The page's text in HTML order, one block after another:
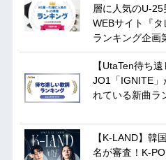
層に人気のU-25
WEBサイト『タ
ランキング企画
【UtaTen待ち
JO1「IGNITE」
れている新曲ラ
【K-LAND】韓
名が審査！K-